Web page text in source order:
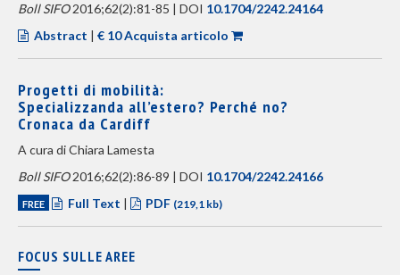
Boll SIFO2016;62(2):81-85 | DOI 10.1704/2242.24164
Abstract | € 10 Acquista articolo
Progetti di mobilità:
Specializzanda all’estero? Perché no?
Cronaca da Cardiff
A cura di Chiara Lamesta
Boll SIFO2016;62(2):86-89 | DOI 10.1704/2242.24166
FREE Full Text | PDF (219,1 kb)
FOCUS SULLE AREE